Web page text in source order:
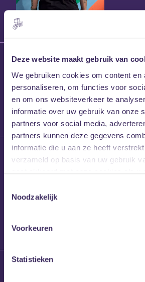
Deze website maakt gebruik van
We gebruiken cookies om content en
personaliseren, om functies voor
en om ons websiteverkeer te
informatie over uw gebruik van onze
partners voor social media,
partners kunnen deze gegevens
informatie die u aan ze heeft
verzameld op basis van uw gebruik
Noodzakelijk
Voorkeuren
Statistieken
27
Frans
26